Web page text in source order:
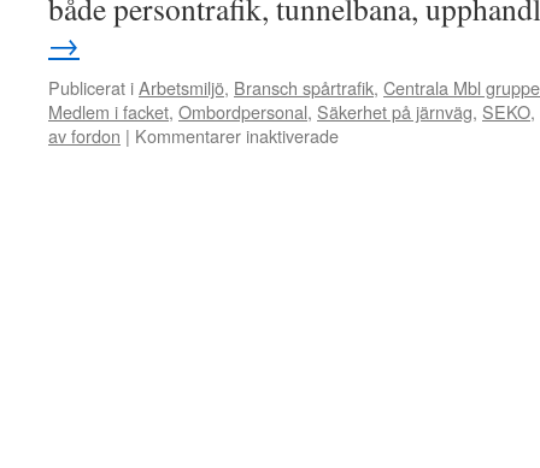
både persontrafik, tunnelbana,
→
Publicerat iArbetsmiljö, Bransch spårtrafik, Centrala Mbl
Medlem i facket, Ombordpersonal, Säkerhet på järnväg, SEKO,
av fordon | Kommentarer inaktiverade